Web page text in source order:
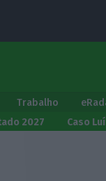
Trabalho
2027
Caso